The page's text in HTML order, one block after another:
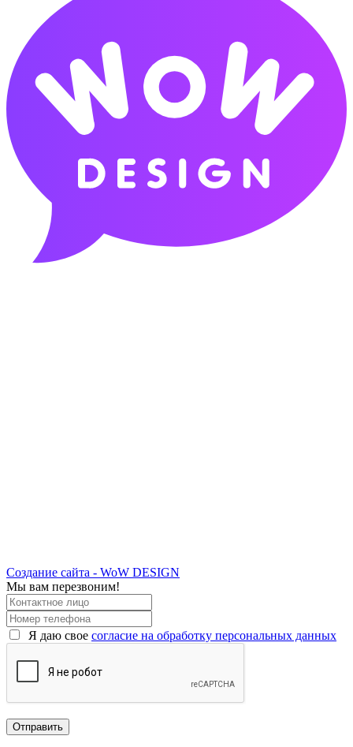
Создание сайта - WoW DESIGN
Мы вам перезвоним!
Я даю свое согласие на обработку персональных данных